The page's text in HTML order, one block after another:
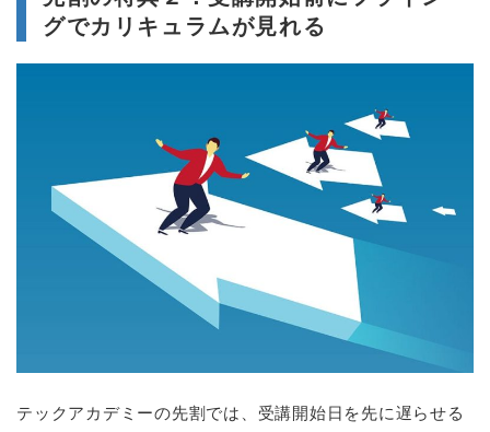
グでカリキュラムが見れる
テックアカデミーの先割では、受講開始日を先に遅らせる